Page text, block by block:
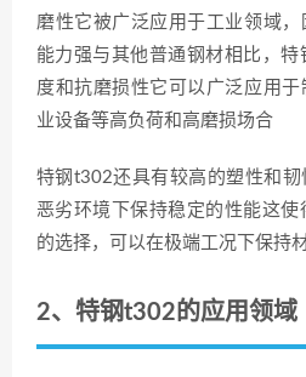
磨性它被广泛应用于工业领域
能力强与其他普通钢材相比，
度和抗磨损性它可以广泛应用
业设备等高负荷和高磨损场合
特钢t302还具有较高的塑性和
恶劣环境下保持稳定的性能这
的选择，可以在极端工况下保持
2、特钢t302的应用领域